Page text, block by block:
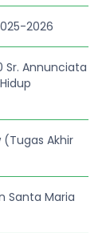
2026
Sr. Annunciata
(Tugas Akhir
Santa Maria